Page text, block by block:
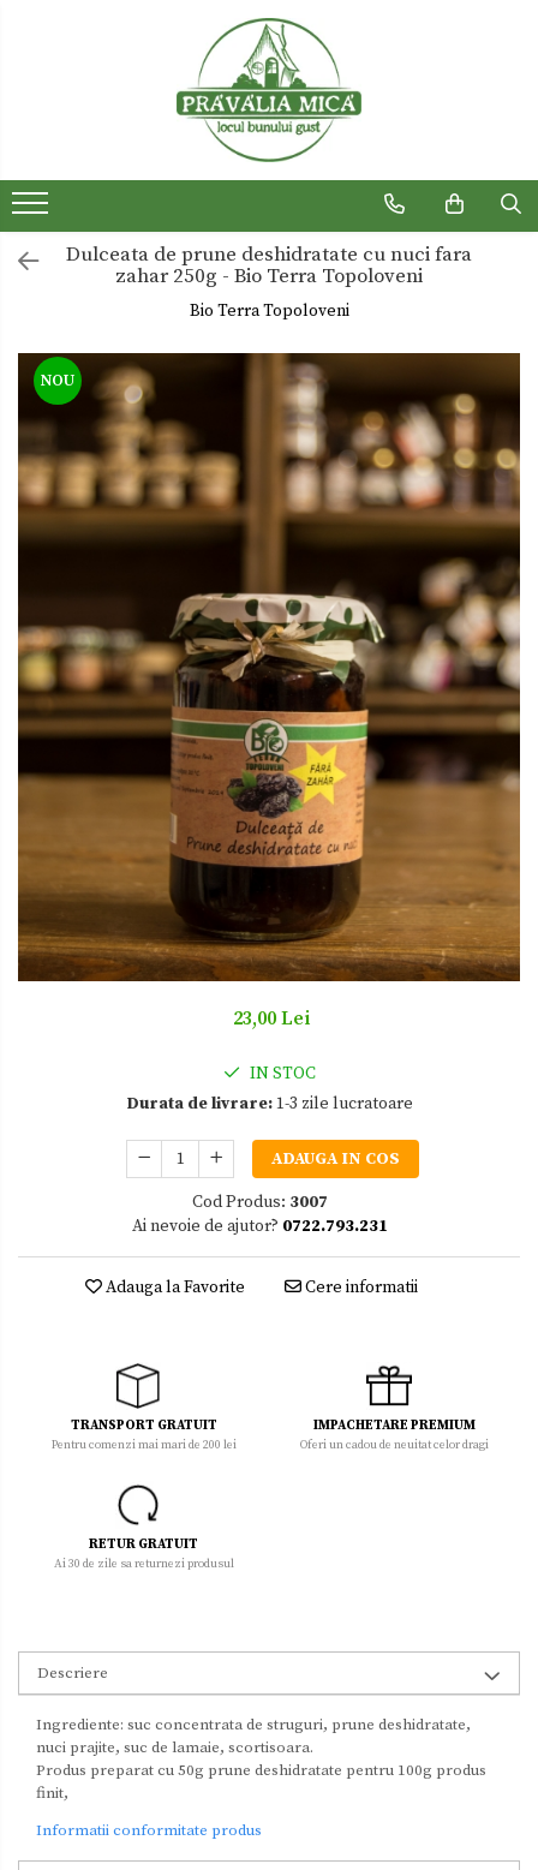
Dulceturi fara zahar
Dulciuri de casa
Otet
Paste
Sosuri
Uleiuri
Dulceata de prune deshidratate cu nuci fara
zahar 250g - Bio Terra Topoloveni
Bio Terra Topoloveni
NOU
23,00 Lei
IN STOC
Durata de livrare:1-3 zile lucratoare
ADAUGA IN COS
Cod Produs: 3007
Ai nevoie de ajutor? 0722.793.231
Adauga la Favorite Cere informatii
TRANSPORT GRATUIT
Pentru comenzi mai mari de 200 lei
IMPACHETARE PREMIUM
Oferi un cadou de neuitat celor dragi
RETUR GRATUIT
Ai 30 de zile sa returnezi produsul
Descriere
Ingrediente: suc concentrata de struguri, prune deshidratate,
nuci prajite, suc de lamaie, scortisoara.
Produs preparat cu 50g prune deshidratate pentru 100g produs
finit,
Informatii conformitate produs